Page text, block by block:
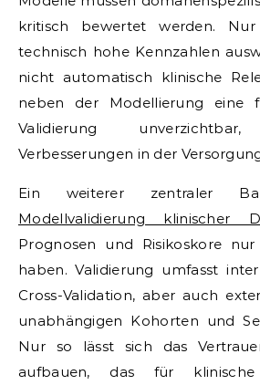
kritisch bewertet werden.
technisch hohe Kennzahlen
nicht automatisch klinische
neben der Modellierung eine
Validierung
Verbesserungen in der
Ein weiterer zentraler
Modellvalidierung klinischer
Prognosen und Risikoskore
haben. Validierung umfasst
Cross-Validation, aber auch
unabhängigen Kohorten und
Nur so lässt sich das
aufbauen, das für klinische